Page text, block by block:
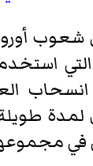
انسحاب
لمدة